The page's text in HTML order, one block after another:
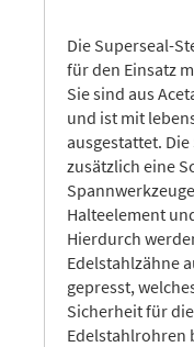
Die Superseal-
für den Einsatz
Sie sind aus
und ist mit
ausgestattet.
zusätzlich eine
Halteelement
Hierdurch
Edelstahlzähne
gepresst,
Sicherheit für
Edelstahlrohren